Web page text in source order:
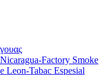
Factory Smoke
Leon-Tabac Espesial